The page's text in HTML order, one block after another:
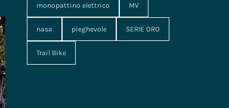
monopattino elettrico MV
nasa pieghevole SERIE ORO
Trail Bike